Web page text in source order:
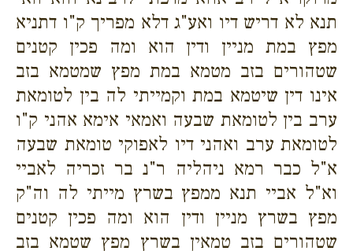
תנא לא דריש דיו ואע"ג דלא מפריך ק"ו דתניא
מפץ במת מניין ודין הוא ומה פכין קטנים
שטהורים בזב מטמא במת מפץ שמטמא בזב
אינו דין שיטמא במת וקמייתי לה בין לטומאת
ערב בין לטומאת שבעה ואמאי אימא אהני ק"ו
לטומאת ערב ואהני דיו לאפוקי טומאת שבעה
א"ל כבר רמא ניהליה ר"נ בר זכריה לאביי
וא"ל אביי תנא ממפץ בשרץ מייתי לה וה"ק
מפץ בשרץ מניין ודין הוא ומה פכין קטנים
שטהורים בזב טמאין בשרץ מפץ שטמא בזב